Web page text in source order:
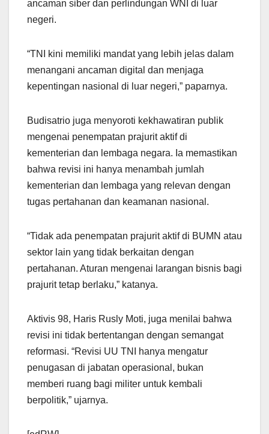
ancaman siber dan perlindungan WNI di luar
negeri.
“TNI kini memiliki mandat yang lebih jelas dalam
menangani ancaman digital dan menjaga
kepentingan nasional di luar negeri,” paparnya.
Budisatrio juga menyoroti kekhawatiran publik
mengenai penempatan prajurit aktif di
kementerian dan lembaga negara. Ia memastikan
bahwa revisi ini hanya menambah jumlah
kementerian dan lembaga yang relevan dengan
tugas pertahanan dan keamanan nasional.
“Tidak ada penempatan prajurit aktif di BUMN atau
sektor lain yang tidak berkaitan dengan
pertahanan. Aturan mengenai larangan bisnis bagi
prajurit tetap berlaku,” katanya.
Aktivis 98, Haris Rusly Moti, juga menilai bahwa
revisi ini tidak bertentangan dengan semangat
reformasi. “Revisi UU TNI hanya mengatur
penugasan di jabatan operasional, bukan
memberi ruang bagi militer untuk kembali
berpolitik,” ujarnya.